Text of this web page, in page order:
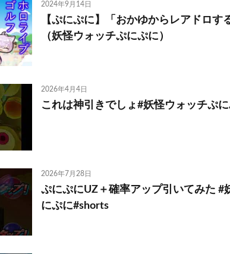
2024年9月14日
【ぷにぷに】「おかゆからレアドロす
（妖怪ウォッチぷにぷに）
2026年4月4日
これは神引きでしょ#妖怪ウォッチぷ
2026年7月28日
ぷにぷにUZ＋確率アップ引いてみた #
にぷに#shorts